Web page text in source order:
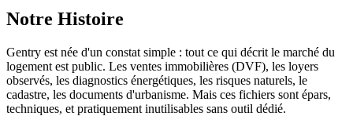
Notre Histoire
Gentry est née d'un constat simple : tout ce qui décrit le marché du
logement est public. Les ventes immobilières (DVF), les loyers
observés, les diagnostics énergétiques, les risques naturels, le
cadastre, les documents d'urbanisme. Mais ces fichiers sont épars,
techniques, et pratiquement inutilisables sans outil dédié.